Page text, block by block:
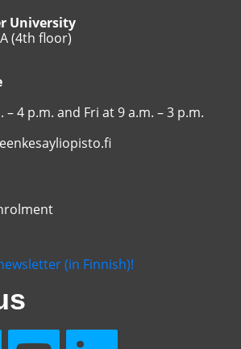
University
(4th floor)
– 4 p.m. and Fri at 9 a.m. – 3 p.m.
(in Finnish)!